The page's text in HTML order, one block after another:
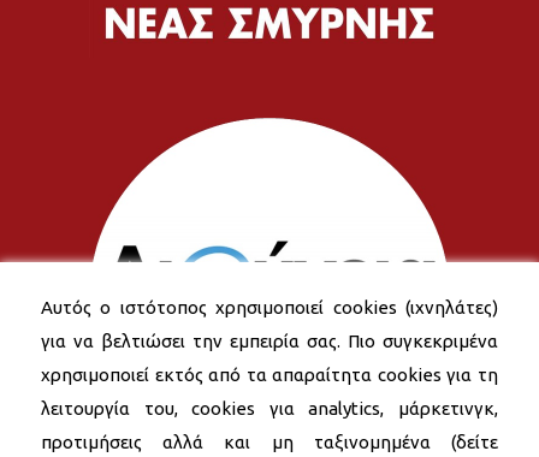
Αυτός ο ιστότοπος χρησιμοποιεί cookies (ιχνηλάτες)
για να βελτιώσει την εμπειρία σας. Πιο συγκεκριμένα
χρησιμοποιεί εκτός από τα απαραίτητα cookies για τη
λειτουργία του, cookies για analytics, μάρκετινγκ,
προτιμήσεις αλλά και μη ταξινομημένα (δείτε